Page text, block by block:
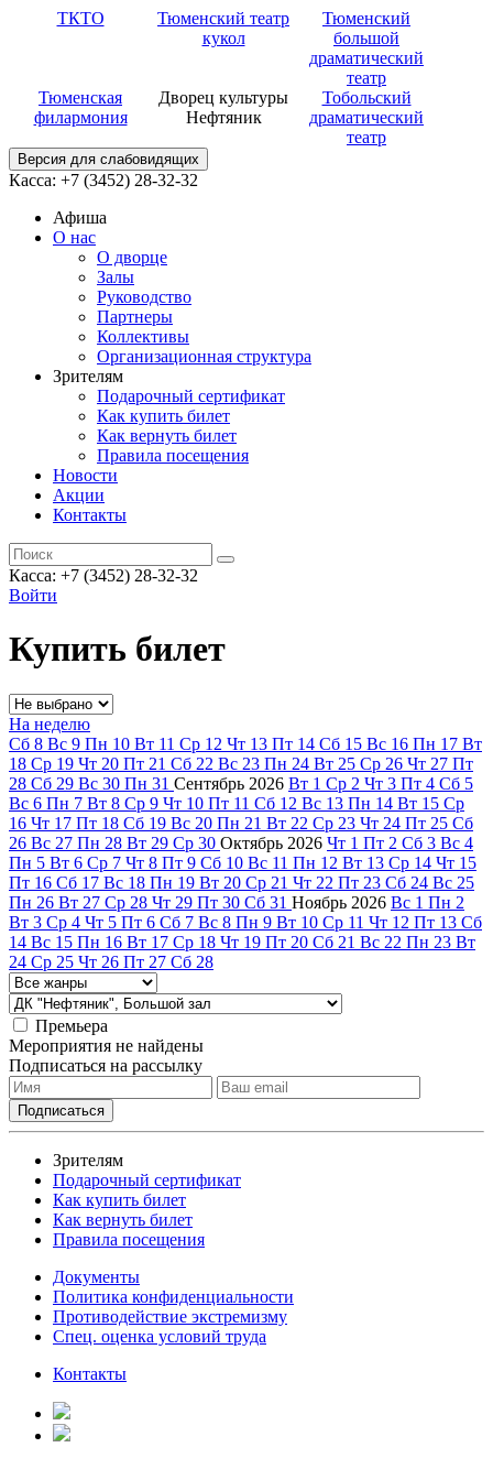
ТКТО
Тюменский театр
кукол
Тюменский
большой
драматический
театр
Тюменская
филармония
Дворец культуры
Нефтяник
Тобольский
драматический
театр
Версия для слабовидящих
Касса: +7 (3452) 28-32-32
Афиша
О нас
О дворце
Залы
Руководство
Партнеры
Коллективы
Организационная структура
Зрителям
Подарочный сертификат
Как купить билет
Как вернуть билет
Правила посещения
Новости
Акции
Контакты
Касса: +7 (3452) 28-32-32
Войти
Купить билет
На неделю
Сб 8 Вс 9 Пн 10 Вт 11 Ср 12 Чт 13 Пт 14 Сб 15 Вс 16 Пн 17 Вт
18 Ср 19 Чт 20 Пт 21 Сб 22 Вс 23 Пн 24 Вт 25 Ср 26 Чт 27 Пт
28 Сб 29 Вс 30 Пн 31 Сентябрь 2026 Вт 1 Ср 2 Чт 3 Пт 4 Сб 5
Вс 6 Пн 7 Вт 8 Ср 9 Чт 10 Пт 11 Сб 12 Вс 13 Пн 14 Вт 15 Ср
16 Чт 17 Пт 18 Сб 19 Вс 20 Пн 21 Вт 22 Ср 23 Чт 24 Пт 25 Сб
26 Вс 27 Пн 28 Вт 29 Ср 30 Октябрь 2026 Чт 1 Пт 2 Сб 3 Вс 4
Пн 5 Вт 6 Ср 7 Чт 8 Пт 9 Сб 10 Вс 11 Пн 12 Вт 13 Ср 14 Чт 15
Пт 16 Сб 17 Вс 18 Пн 19 Вт 20 Ср 21 Чт 22 Пт 23 Сб 24 Вс 25
Пн 26 Вт 27 Ср 28 Чт 29 Пт 30 Сб 31 Ноябрь 2026 Вс 1 Пн 2
Вт 3 Ср 4 Чт 5 Пт 6 Сб 7 Вс 8 Пн 9 Вт 10 Ср 11 Чт 12 Пт 13 Сб
14 Вс 15 Пн 16 Вт 17 Ср 18 Чт 19 Пт 20 Сб 21 Вс 22 Пн 23 Вт
24 Ср 25 Чт 26 Пт 27 Сб 28
Премьера
Мероприятия не найдены
Подписаться на рассылку
Зрителям
Подарочный сертификат
Как купить билет
Как вернуть билет
Правила посещения
Документы
Политика конфиденциальности
Противодействие экстремизму
Спец. оценка условий труда
Контакты